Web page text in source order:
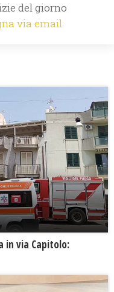
del giorno
via email.
in via Capitolo: